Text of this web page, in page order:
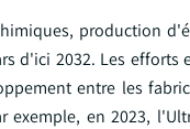
production
d'ici 2032. Les efforts
entre les
en 2023,